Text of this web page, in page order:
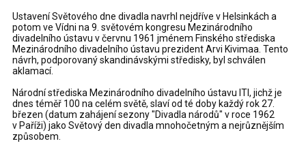
Ustavení Světového dne divadla navrhl nejdříve v Helsinkách a
potom ve Vídni na 9. světovém kongresu Mezinárodního
divadelního ústavu v červnu 1961 jménem Finského střediska
Mezinárodního divadelního ústavu prezident Arvi Kivimaa. Tento
návrh, podporovaný skandinávskými středisky, byl schválen
aklamací.
Národní střediska Mezinárodního divadelního ústavu ITI, jichž je
dnes téměř 100 na celém světě, slaví od té doby každý rok 27.
březen (datum zahájení sezony "Divadla národů" v roce 1962
v Paříži) jako Světový den divadla mnohočetným a nejrůznějším
způsobem.